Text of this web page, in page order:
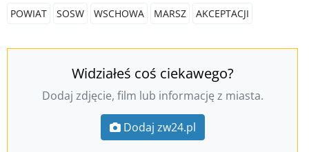
POWIAT SOSW WSCHOWA MARSZ AKCEPTACJI
Widziałeś coś ciekawego?
Dodaj zdjęcie, film lub informację z miasta.
Dodaj zw24.pl